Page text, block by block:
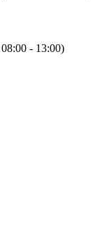
- 13:00)